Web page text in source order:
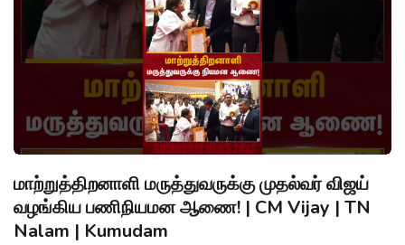
மாற்றுத்திறனாளி மருத்துவருக்கு முதல்வர் விஜய்
வழங்கிய பணிநியமன ஆணை! | CM Vijay | TN
Nalam | Kumudam